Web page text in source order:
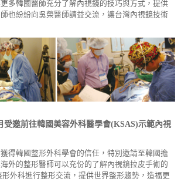
多韓國醫師充分了解內視鏡的技巧與方式，提供
也紛紛向吳榮醫師請益交流，讓台灣內視鏡技術
受邀前往韓國美容外科醫學會(KSAS)示範內視
得韓國整形外科學會的信任，特別邀請至韓國擔
外的整形醫師可以充份的了解內視鏡拉皮手術的
外科進行整形交流，提供世界整形趨勢，造福更